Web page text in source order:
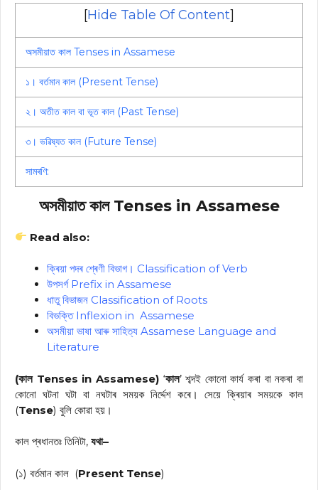
[Hide Table Of Content]
অসমীয়াত কাল Tenses in Assamese
১। বৰ্তমান কাল (Present Tense)
২। অতীত কাল বা ভূত কাল (Past Tense)
৩। ভৱিষ্যত কাল (Future Tense)
সামৰণি:
অসমীয়াত কাল Tenses in Assamese
Read also:
ক্ৰিয়া পদৰ শ্ৰেণী বিভাগ। Classification of Verb
উপসৰ্গ Prefix in Assamese
ধাতু বিভাজন Classification of Roots
বিভক্তি Inflexion in Assamese
অসমীয়া ভাষা আৰু সাহিত্য Assamese Language and
Literature
(কাল Tenses in Assamese)‘কাল’ শব্দই কোনো কাৰ্য কৰা বা নকৰা বা
কোনো ঘটনা ঘটা বা নঘটাৰ সময়ক নিৰ্দ্দেশ কৰে। সেয়ে ক্ৰিয়াৰ সময়কে কাল
(Tense) বুলি কোৱা হয়।
কাল প্ৰধানতঃ তিনিটা, যথা–
(১) বৰ্তমান কাল (Present Tense)